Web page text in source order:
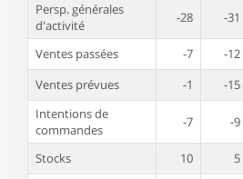
Persp. générales
d'activité
-28 -31
Ventes passées -7 -12
Ventes prévues
-1 -15
Intentions de
commandes
-7 -9
Stocks 10 5